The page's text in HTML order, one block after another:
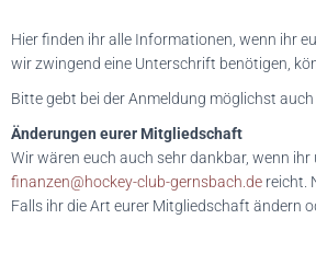
Hier finden ihr alle Informationen, wenn ihr
wir zwingend eine Unterschrift benötigen,
Bitte gebt bei der Anmeldung möglichst
Änderungen eurer Mitgliedschaft
Wir wären euch auch sehr dankbar, wenn
finanzen@hockey-club-gernsbach.de reicht.
Falls ihr die Art eurer Mitgliedschaft ändern